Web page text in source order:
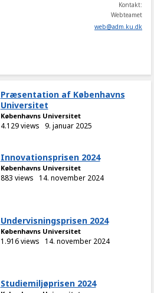
Kontakt:
Webteamet
web@adm.ku.dk
Præsentation af Københavns
Universitet
Københavns Universitet
4.129 views 9. januar 2025
Innovationsprisen 2024
Københavns Universitet
883 views 14. november 2024
Undervisningsprisen 2024
Københavns Universitet
1.916 views 14. november 2024
Studiemiljøprisen 2024